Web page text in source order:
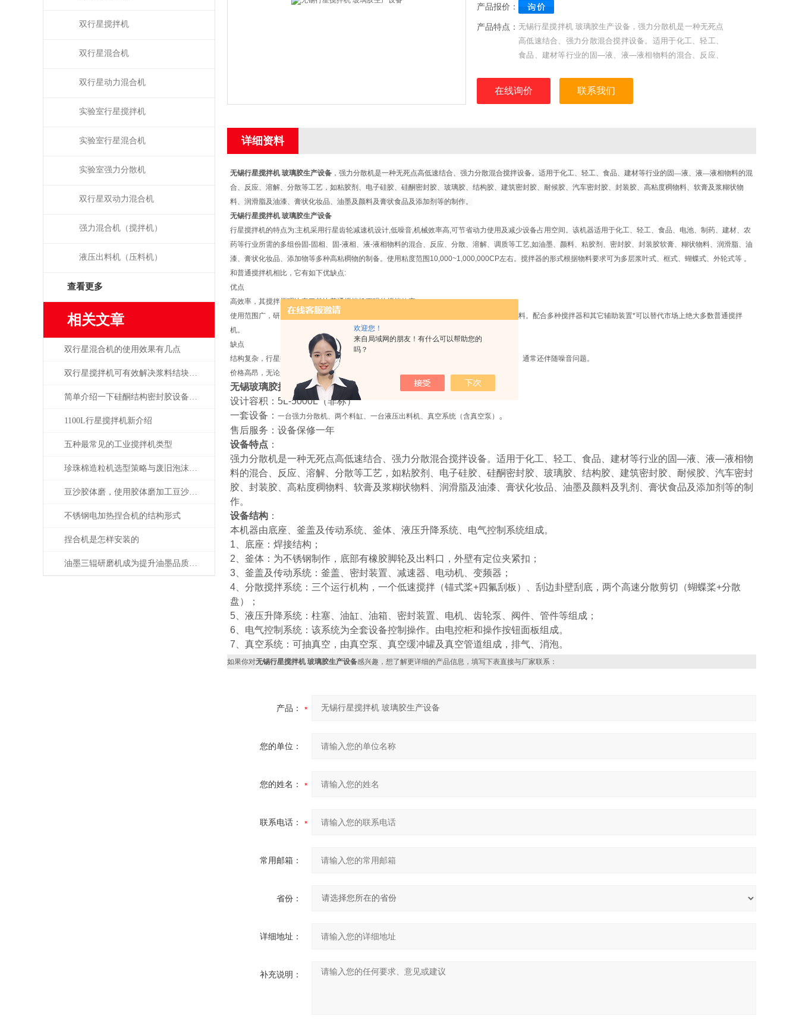
欢迎您！
来自局域网的朋友！有什么可以帮助您的
吗？
双行星搅拌机
双行星混合机
双行星动力混合机
实验室行星搅拌机
实验室行星混合机
实验室强力分散机
双行星双动力混合机
强力混合机（搅拌机）
液压出料机（压料机）
查看更多
相关文章
双行星混合机的使用效果有几点
双行星搅拌机可有效解决浆料结块问题
简单介绍一下硅酮结构密封胶设备具有哪些产品特征？
1100L行星搅拌机新介绍
五种最常见的工业搅拌机类型
珍珠棉造粒机选型策略与废旧泡沫再生适配要点
豆沙胶体磨，使用胶体磨加工豆沙、豆瓣酱等豆制品
不锈钢电加热捏合机的结构形式
捏合机是怎样安装的
油墨三辊研磨机成为提升油墨品质的关键技术
产品报价：
产品特点： 无锡行星搅拌机 玻璃胶生产设备，强力分散机是一种无死点
高低速结合、强力分散混合搅拌设备。适用于化工、轻工、
食品、建材等行业的固—液、液—液相物料的混合、反应、
璃胶、结构胶、建筑密封胶、耐候胶、汽车密封胶、封装
胶、高粘度稠物料、软膏及浆糊状物料、润滑脂及油漆、膏
在线询价 联系我们
详细资料
无锡行星搅拌机 玻璃胶生产设备 ，强力分散机是一种无死点高低速结合、强力分散混合搅拌设备。适用于化工、轻工、食品、建材等行业的固—液、液—液相物料的混
合、反应、溶解、分散等工艺，如粘胶剂、电子硅胶、硅酮密封胶、玻璃胶、结构胶、建筑密封胶、耐候胶、汽车密封胶、封装胶、高粘度稠物料、软膏及浆糊状物
料、润滑脂及油漆、膏状化妆品、油墨及颜料及膏状食品及添加剂等的制作。
无锡行星搅拌机 玻璃胶生产设备
行星搅拌机的特点为:主机采用行星齿轮减速机设计,低噪音,机械效率高,可节省动力使用及减少设备占用空间。该机器适用于化工、轻工、食品、电池、制药、建材、农
药等行业所需的多组份固-固相、固-液相、液-液相物料的混合、反应、分散、溶解、调质等工艺,如油墨、颜料、粘胶剂、密封胶、封装胶软膏、糊状物料、润滑脂、油
漆、膏状化妆品、添加物等多种高粘稠物的制备。使用粘度范围10,000~1,000,000CP左右。搅拌器的形式根据物料要求可为多层浆叶式、框式、蝴蝶式、外轮式等 。
和普通搅拌机相比，它有如下优缺点:
优点
高效率，其搅拌原理决定了其比普通搅拌机更强的搅拌效率。
使用范围广，研究表明行星搅拌机可以适用于粘度在100万pcs和固含量90%以下的大多数物料。配合多种搅拌器和其它辅助装置*可以替代市场上绝大多数普通搅拌
机。
缺点
结构复杂，行星搅拌机通常通过行星齿轮传动来达到行星运动，传动箱结构复杂，不易维护。通常还伴随噪音问题。
价格高昂，无论是传动箱还是桨叶料桶，都需要进行精密加工，其价格远远高于普通搅拌机。
无锡玻璃胶搅拌机
设计容积：5L-5000L（非标）
一套设备： 一台强力分散机、两个料缸、一台液压出料机、真空系统（含真空泵）
。
售后服务：设备保修一年
设备特点 ：
强力分散机是一种无死点高低速结合、强力分散混合搅拌设备。适用于化工、轻工、食品、建材等行业的固—液、液—液相物
料的混合、反应、溶解、分散等工艺，如粘胶剂、电子硅胶、硅酮密封胶、玻璃胶、结构胶、建筑密封胶、耐候胶、汽车密封
胶、封装胶、高粘度稠物料、软膏及浆糊状物料、润滑脂及油漆、膏状化妆品、油墨及颜料及乳剂、膏状食品及添加剂等的制
作。
设备结构 ：
本机器由底座、釜盖及传动系统、釜体、液压升降系统、电气控制系统组成。
1、底座：焊接结构；
2、釜体：为不锈钢制作，底部有橡胶脚轮及出料口，外壁有定位夹紧扣；
3、釜盖及传动系统：釜盖、密封装置、减速器、电动机、变频器；
4、分散搅拌系统：三个运行机构，一个低速搅拌（锚式桨+四氟刮板）、刮边卦壁刮底，两个高速分散剪切（蝴蝶桨+分散
盘）；
5、液压升降系统：柱塞、油缸、油箱、密封装置、电机、齿轮泵、阀件、管件等组成；
6、电气控制系统：该系统为全套设备控制操作。由电控柜和操作按钮面板组成。
7、真空系统：可抽真空，由真空泵、真空缓冲罐及真空管道组成，排气、消泡。
如果你对无锡行星搅拌机 玻璃胶生产设备感兴趣，想了解更详细的产品信息，填写下表直接与厂家联系：
产品：
您的单位：
您的姓名：
联系电话：
常用邮箱：
省份：
详细地址：
补充说明：